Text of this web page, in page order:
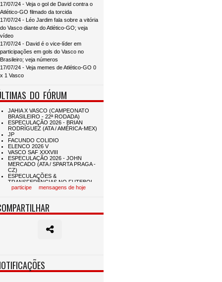
17/07/24 - Veja o gol de David contra o
Atlético-GO filmado da torcida
17/07/24 - Léo Jardim fala sobre a vitória
do Vasco diante do Atlético-GO; veja
vídeo
17/07/24 - David é o vice-líder em
participações em gols do Vasco no
Brasileiro; veja números
17/07/24 - Veja memes de Atlético-GO 0
x 1 Vasco
DO FÓRUM
participe mensagens de hoje